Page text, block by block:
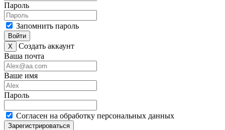
Пароль
Запомнить пароль
Войти
X
Создать аккаунт
Ваша почта
Ваше имя
Пароль
Согласен на обработку персональных данных
Зарегистрироваться